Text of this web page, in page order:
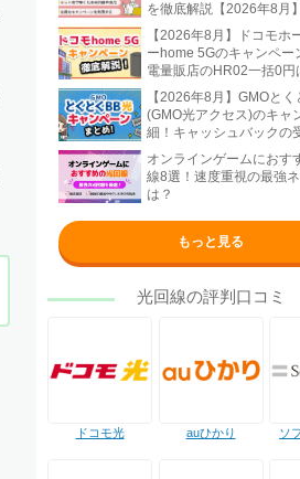
を徹底解説【2026年8月】
【2026年8月】ドコモホ
ーhome 5Gのキャンペー
電量販店のHR02一括0円
【2026年8月】GMOと
(GMO光アクセス)のキャ
細！キャッシュバックの
法も解説
オンラインゲームにおす
線8選！速度重視の最強
は？
もっと見る
光回線の評判口コミ
ドコモ光 auひかり ソ